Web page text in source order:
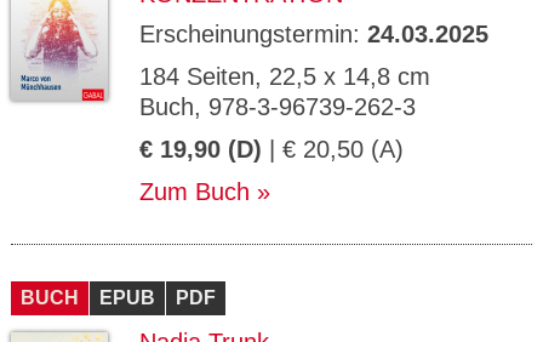
Erscheinungstermin: 24.03.2025
184 Seiten, 22,5 x 14,8 cm
Buch, 978-3-96739-262-3
€ 19,90 (D) | € 20,50 (A)
Zum Buch
BUCH EPUB PDF